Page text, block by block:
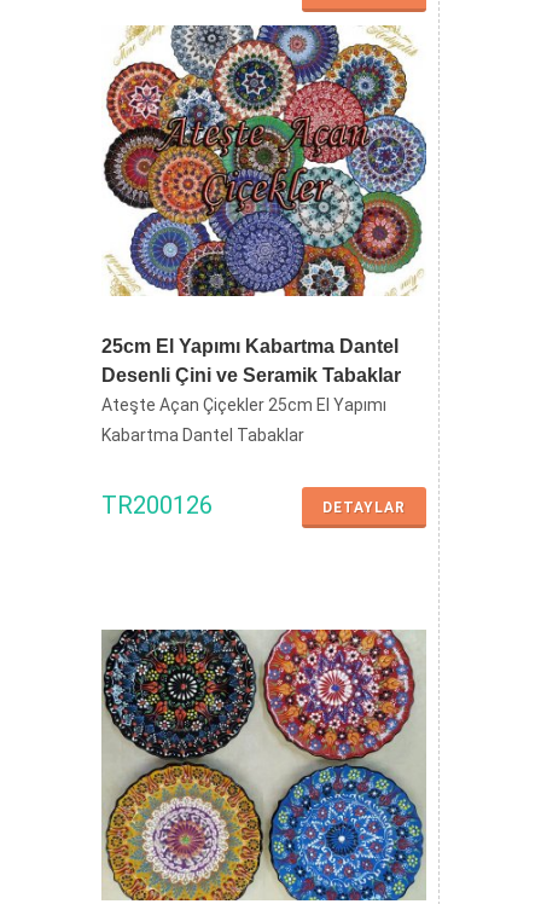
25cm El Yapımı Kabartma Dantel
Desenli Çini ve Seramik Tabaklar
Ateşte Açan Çiçekler 25cm El Yapımı
Kabartma Dantel Tabaklar
TR200126 DETAYLAR